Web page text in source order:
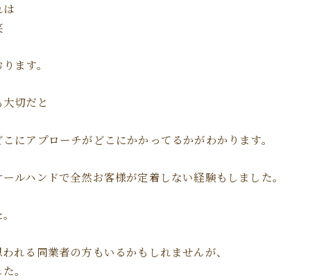
は
ます。
切だと
にアプローチがどこにかかってるかがわかります。
ルハンドで全然お客様が定着しない経験もしました。
れる同業者の方もいるかもしれませんが、
。